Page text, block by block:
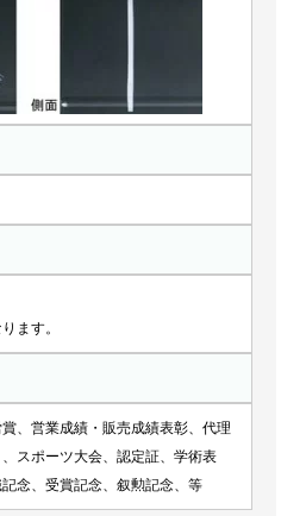
ます。
、営業成績・販売成績表彰、代理
スポーツ大会、認定証、学術表
念、受賞記念、叙勲記念、等